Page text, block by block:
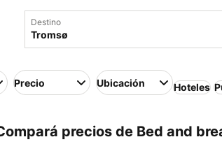
Destino
Precio Ubicación Hoteles
precios de Bed and